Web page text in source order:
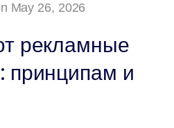
May 26, 2026
рекламные
принципам и